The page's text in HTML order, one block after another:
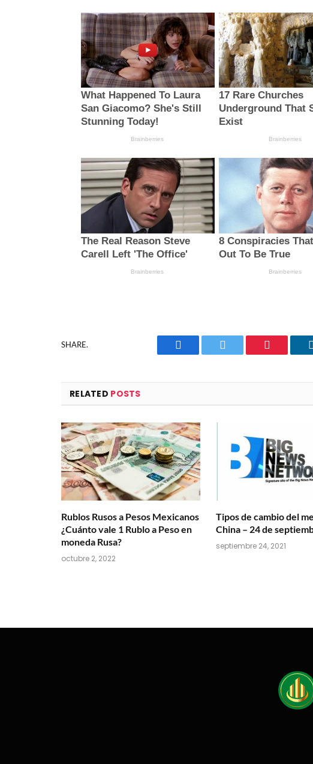
SHARE.
Facebook Twitter Pinterest
RELATED POSTS
Rublos Rusos a Pesos Mexicanos
¿Cuánto vale 1 Rublo a Peso en
moneda Rusa?
octubre 2, 2022
Tipos de cambio del
China – 24 de
septiembre 24, 2021